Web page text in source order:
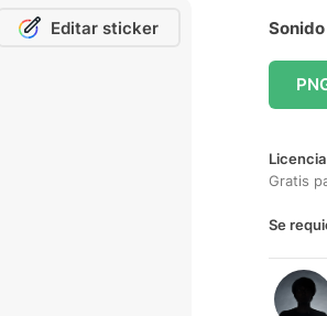
Editar sticker
Gratis
Se